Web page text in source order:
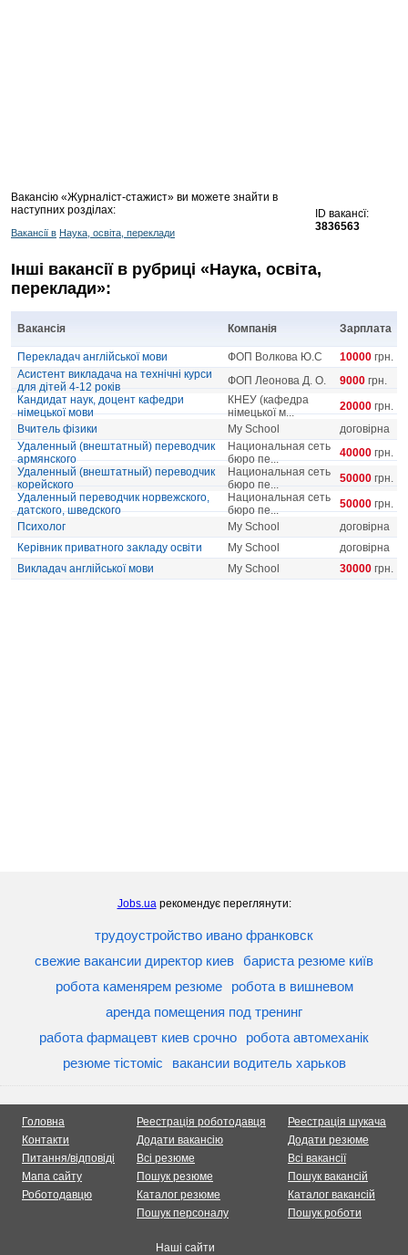
Вакансію «Журналіст-стажист» ви можете знайти в
наступних розділах:
Вакансії в Наука, освіта, переклади
ID вакансї:
3836563
Інші вакансії в рубриці «Наука, освіта,
переклади»:
Вакансія Компанія Зарплата
Перекладач англійської мови ФОП Волкова Ю.С 10000 грн.
Асистент викладача на технічні курси
для дітей 4-12 років
ФОП Леонова Д. О. 9000 грн.
Кандидат наук, доцент кафедри
німецької мови
КНЕУ (кафедра
німецької м...
20000 грн.
Вчитель фізики
My School
договірна
Удаленный (внештатный) переводчик
армянского
Национальная сеть
бюро пе...
40000 грн.
Удаленный (внештатный) переводчик
корейского
Национальная сеть
бюро пе...
50000 грн.
Удаленный переводчик норвежского,
датского, шведского
Национальная сеть
бюро пе...
50000 грн.
Психолог
My School
договірна
Керівник приватного закладу освіти
My School
договірна
Викладач англійської мови
My School 30000 грн.
Jobs.uaрекомендує переглянути:
трудоустройство ивано франковск
свежие вакансии директор киев бариста резюме київ
робота каменярем резюме
робота в вишневом
аренда помещения под тренинг
работа фармацевт киев срочно
робота автомеханік
резюме тістоміс
вакансии водитель харьков
Головна
Контакти
Питання/відповіді
Мапа сайту
Роботодавцю
Реестрація роботодавця
Додати вакансію
Всі резюме
Пошук резюме
Каталог резюме
Пошук персоналу
Реестрація шукача
Додати резюме
Всі вакансії
Пошук вакансій
Каталог вакансій
Пошук роботи
Наші сайти